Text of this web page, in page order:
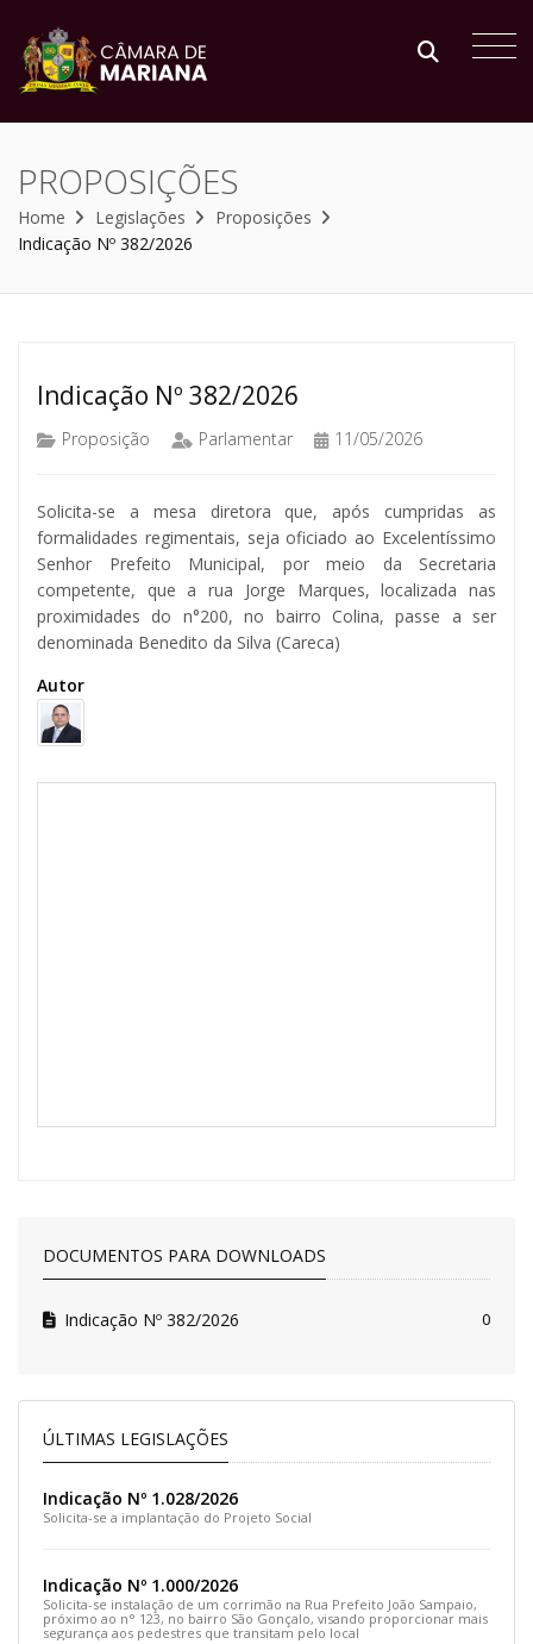
PROPOSIÇÕES
Home Legislações
Proposições
Indicação Nº 382/2026
Indicação Nº 382/2026
Proposição Parlamentar 11/05/2026
Solicita-se a mesa diretora que, após cumpridas as
formalidades regimentais, seja oficiado ao Excelentíssimo
Senhor Prefeito Municipal, por meio da Secretaria
competente, que a rua Jorge Marques, localizada nas
proximidades do n°200, no bairro Colina, passe a ser
denominada Benedito da Silva (Careca)
Autor
DOCUMENTOS PARA DOWNLOADS
Indicação Nº 382/2026 0
ÚLTIMAS LEGISLAÇÕES
Indicação Nº 1.028/2026
Solicita-se a implantação do Projeto Social
Indicação Nº 1.000/2026
Solicita-se instalação de um corrimão na Rua Prefeito João Sampaio,
próximo ao n° 123, no bairro São Gonçalo, visando proporcionar mais
segurança aos pedestres que transitam pelo local